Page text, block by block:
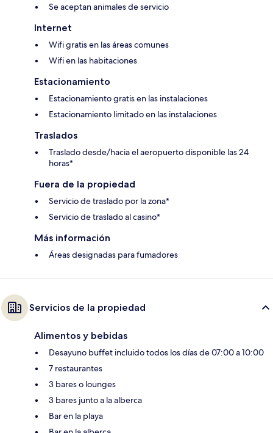
Se aceptan animales de servicio
Internet
Wifi gratis en las áreas comunes
Wifi en las habitaciones
Estacionamiento
Estacionamiento gratis en las instalaciones
Estacionamiento limitado en las instalaciones
Traslados
Traslado desde/hacia el aeropuerto disponible las 24
horas*
Fuera de la propiedad
Servicio de traslado por la zona*
Servicio de traslado al casino*
Más información
Áreas designadas para fumadores
Servicios de la propiedad
Alimentos y bebidas
Desayuno buffet incluido todos los días de 07:00 a 10:00
7 restaurantes
3 bares o lounges
3 bares junto a la alberca
Bar en la playa